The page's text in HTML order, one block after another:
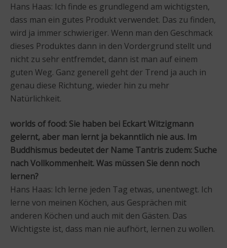
Hans Haas: Ich finde es grundlegend am wichtigsten,
dass man ein gutes Produkt verwendet. Das zu finden,
wird ja immer schwieriger. Wenn man den Geschmack
dieses Produktes dann in den Vordergrund stellt und
nicht zu sehr entfremdet, dann ist man auf einem
guten Weg. Ganz generell geht der Trend ja auch in
genau diese Richtung, wieder hin zu mehr
Natürlichkeit.
worlds of food: Sie haben bei Eckart Witzigmann
gelernt, aber man lernt ja bekanntlich nie aus. Im
Buddhismus bedeutet der Name Tantris zudem: Suche
nach Vollkommenheit. Was müssen Sie denn noch
lernen?
Hans Haas: Ich lerne jeden Tag etwas, unentwegt. Ich
lerne von meinen Köchen, aus Gesprächen mit
anderen Köchen und auch mit den Gästen. Das
Wichtigste ist, dass man nie aufhört, lernen zu wollen.